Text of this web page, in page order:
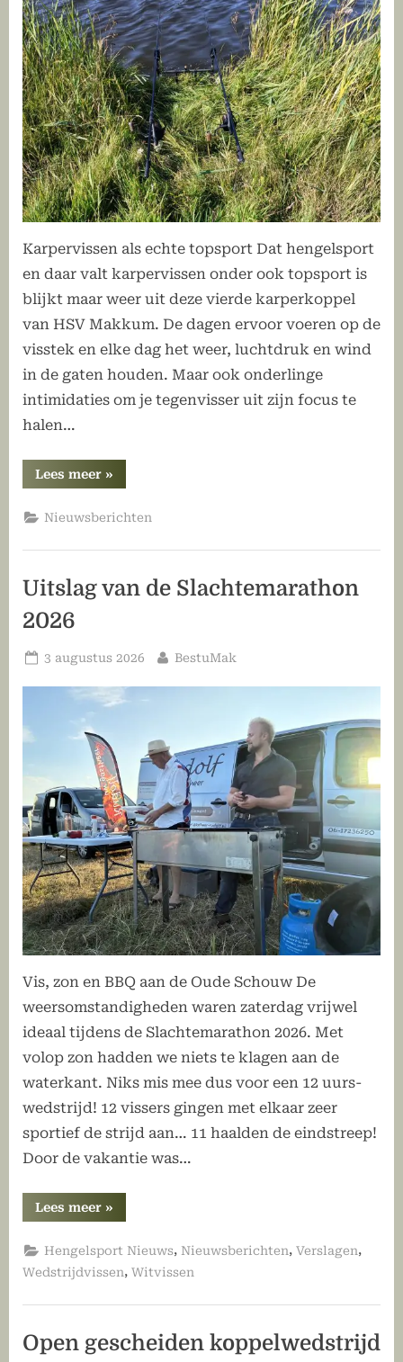
Karpervissen als echte topsport Dat hengelsport
en daar valt karpervissen onder ook topsport is
blijkt maar weer uit deze vierde karperkoppel
van HSV Makkum. De dagen ervoor voeren op de
visstek en elke dag het weer, luchtdruk en wind
in de gaten houden. Maar ook onderlinge
intimidaties om je tegenvisser uit zijn focus te
halen…
Lees meer“Karperkoppel
4
Makkum”
»
Nieuwsberichten
Uitslag van de Slachtemarathon
2026
Geplaatst
3 augustus 2026 Door
BestuMak
Vis, zon en BBQ aan de Oude Schouw De
weersomstandigheden waren zaterdag vrijwel
ideaal tijdens de Slachtemarathon 2026. Met
volop zon hadden we niets te klagen aan de
waterkant. Niks mis mee dus voor een 12 uurs-
wedstrijd! 12 vissers gingen met elkaar zeer
sportief de strijd aan… 11 haalden de eindstreep!
Door de vakantie was…
Lees meer“Uitslag
van
Slachtemarathon
2026”
»
Hengelsport Nieuws, Nieuwsberichten,Verslagen,
Wedstrijdvissen, Witvissen
Open gescheiden koppelwedstrijd